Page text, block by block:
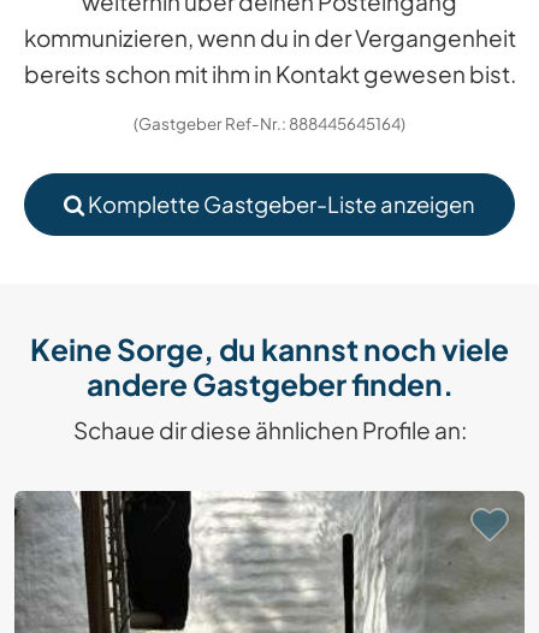
kommunizieren, wenn du in der Vergangenheit
bereits schon mit ihm in Kontakt gewesen bist.
(Gastgeber Ref-Nr.: 888445645164)
Komplette Gastgeber-Liste anzeigen
Keine Sorge, du kannst noch viele
andere Gastgeber finden.
Schaue dir diese ähnlichen Profile an: